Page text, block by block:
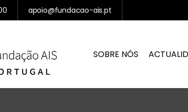
apoio@fundacao-ais.pt
SOBRE NÓS